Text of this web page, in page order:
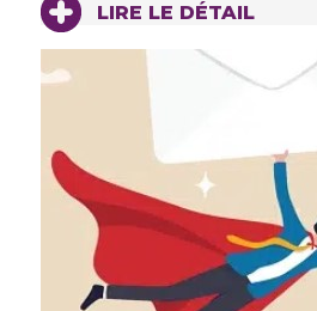
LIRE LE DÉTAIL